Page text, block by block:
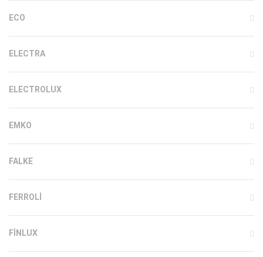
ECO
ELECTRA
ELECTROLUX
EMKO
FALKE
FERROLI
FINLUX